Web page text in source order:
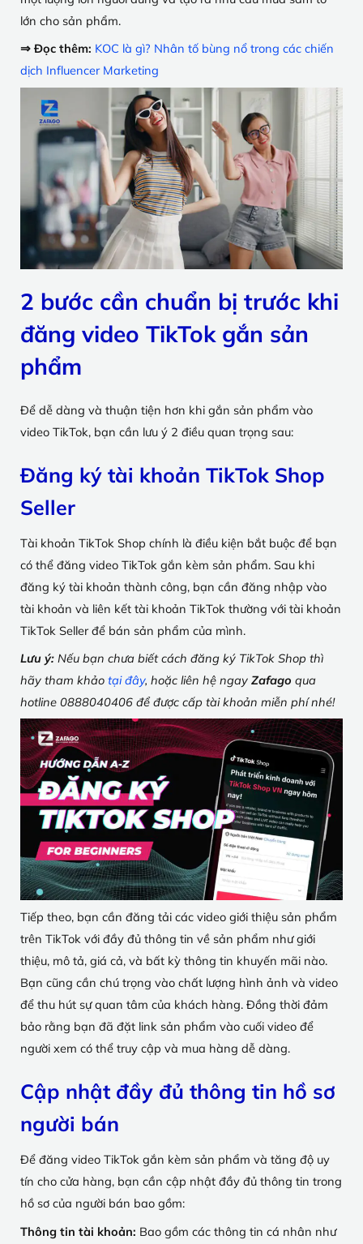
lớn cho sản phẩm.
⇒ Đọc thêm: KOC là gì? Nhân tố bùng nổ trong các chiến
dịch Influencer Marketing
2 bước cần chuẩn bị trước khi
đăng video TikTok gắn sản
phẩm
Để dễ dàng và thuận tiện hơn khi gắn sản phẩm vào
video TikTok, bạn cần lưu ý 2 điều quan trọng sau:
Đăng ký tài khoản TikTok Shop
Seller
Tài khoản TikTok Shop chính là điều kiện bắt buộc để bạn
có thể đăng video TikTok gắn kèm sản phẩm. Sau khi
đăng ký tài khoản thành công, bạn cần đăng nhập vào
tài khoản và liên kết tài khoản TikTok thường với tài khoản
TikTok Seller để bán sản phẩm của mình.
Lưu ý: Nếu bạn chưa biết cách đăng ký TikTok Shop thì
hãy tham khảo tại đây, hoặc liên hệ ngay Zafago qua
hotline 0888040406 để được cấp tài khoản miễn phí nhé!
Tiếp theo, bạn cần đăng tải các video giới thiệu sản phẩm
trên TikTok với đầy đủ thông tin về sản phẩm như giới
thiệu, mô tả, giá cả, và bất kỳ thông tin khuyến mãi nào.
Bạn cũng cần chú trọng vào chất lượng hình ảnh và video
để thu hút sự quan tâm của khách hàng. Đồng thời đảm
bảo rằng bạn đã đặt link sản phẩm vào cuối video để
người xem có thể truy cập và mua hàng dễ dàng.
Cập nhật đầy đủ thông tin hồ sơ
người bán
Để đăng video TikTok gắn kèm sản phẩm và tăng độ uy
tín cho cửa hàng, bạn cần cập nhật đầy đủ thông tin trong
hồ sơ của người bán bao gồm:
Thông tin tài khoản: Bao gồm các thông tin cá nhân như